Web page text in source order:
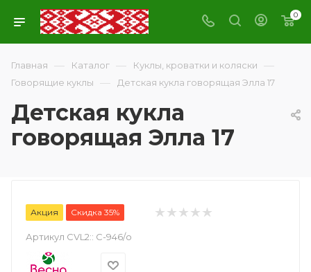
0
Главная — Каталог — Куклы, кроватки и коляски —
Говорящие куклы — Детская кукла говорящая Элла 17
Детская кукла
говорящая Элла 17
Акция Скидка 35%
Артикул CVL2:: С-946/о